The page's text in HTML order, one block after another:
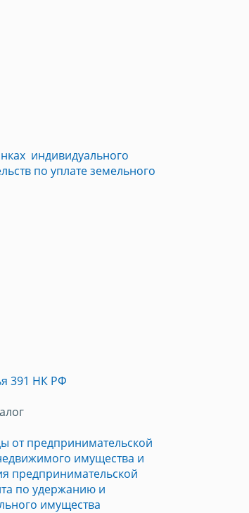
индивидуального
по уплате земельного
391 НК РФ
от предпринимательской
имущества и
предпринимательской
по удержанию и
имущества